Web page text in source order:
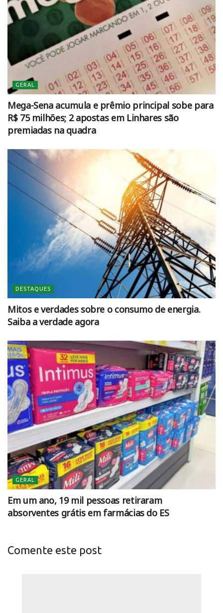
GERAL
Mega-Sena acumula e prêmio principal sobe para
R$ 75 milhões; 2 apostas em Linhares são
premiadas na quadra
DESTAQUES
Mitos e verdades sobre o consumo de energia.
Saiba a verdade agora
GERAL
Em um ano, 19 mil pessoas retiraram
absorventes grátis em farmácias do ES
Comente este post